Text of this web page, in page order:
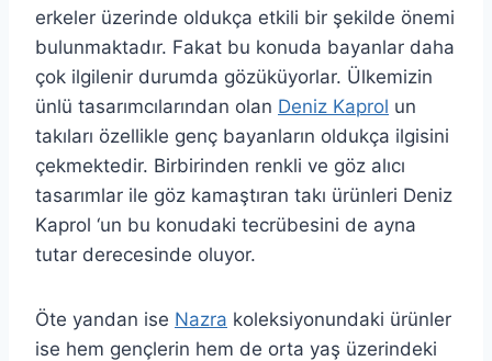
erkeler üzerinde oldukça etkili bir şekilde önemi
bulunmaktadır. Fakat bu konuda bayanlar daha
çok ilgilenir durumda gözüküyorlar. Ülkemizin
ünlü tasarımcılarından olan Deniz Kaprol un
takıları özellikle genç bayanların oldukça ilgisini
çekmektedir. Birbirinden renkli ve göz alıcı
tasarımlar ile göz kamaştıran takı ürünleri Deniz
Kaprol ‘un bu konudaki tecrübesini de ayna
tutar derecesinde oluyor.
Öte yandan ise Nazra koleksiyonundaki ürünler
ise hem gençlerin hem de orta yaş üzerindeki